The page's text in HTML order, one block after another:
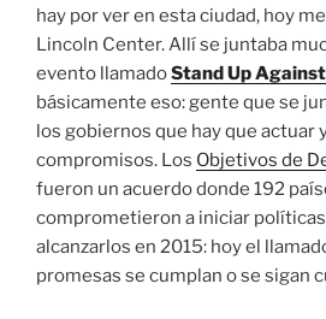
hay por ver en esta ciudad, hoy
Lincoln Center. Allí se juntaba
evento llamadoStand Up
básicamente eso: gente que se
los gobiernos que hay que actuar
compromisos. Los Objetivos de
fueron un acuerdo donde 192
comprometieron a iniciar
alcanzarlos en 2015: hoy el
promesas se cumplan o se sigan